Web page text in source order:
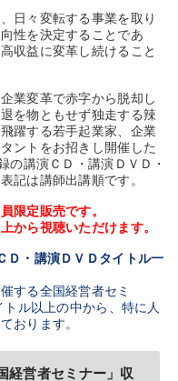
ウンロード）
像
日々変転する事業を取り
性を決定することであ
収益に変革し続けること
業変革で赤字から脱却し
を物ともせず独走する辣
躍する若手起業家、企業
ントをお招きし開催した
の講演ＣＤ・講演ＤＶＤ・
記は講師出講順です。
限定販売です。
から視聴いただけます。
・講演ＤＶＤタイトル一
する全国経営者セミ
ル以上の中から、特に人
おります。
経営者セミナー」収